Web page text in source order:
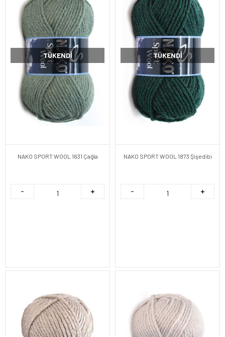
TÜKENDI
NAKO SPORT WOOL 1631 Çağla
TÜKENDI
NAKO SPORT WOOL 1873 Şişedibi